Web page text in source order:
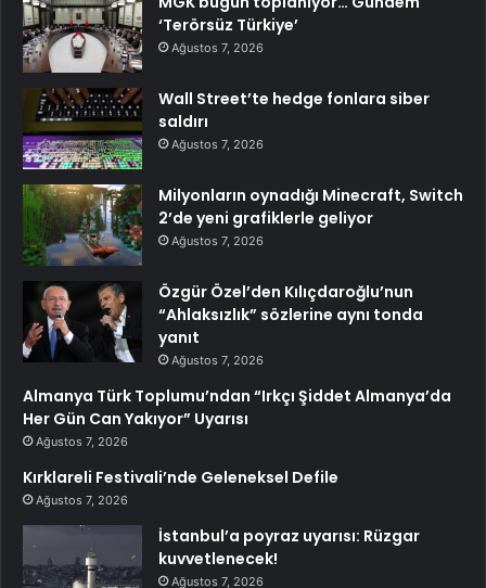
‘Terörsüz Türkiye’
Ağustos 7, 2026
Wall Street’te hedge fonlara siber
saldırı
Ağustos 7, 2026
Milyonların oynadığı Minecraft, Switch
2’de yeni grafiklerle geliyor
Ağustos 7, 2026
Özgür Özel’den Kılıçdaroğlu’nun
“Ahlaksızlık” sözlerine aynı tonda
yanıt
Ağustos 7, 2026
Almanya Türk Toplumu’ndan “Irkçı Şiddet Almanya’da
Her Gün Can Yakıyor” Uyarısı
Ağustos 7, 2026
Kırklareli Festivali’nde Geleneksel Defile
Ağustos 7, 2026
İstanbul’a poyraz uyarısı: Rüzgar
kuvvetlenecek!
Ağustos 7, 2026